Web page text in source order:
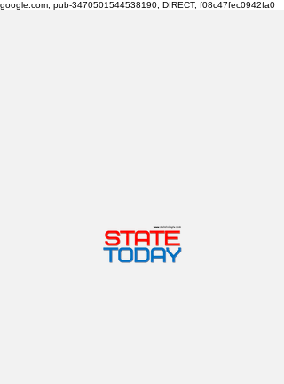
google.com, pub-3470501544538190, DIRECT, f08c47fec0942fa0